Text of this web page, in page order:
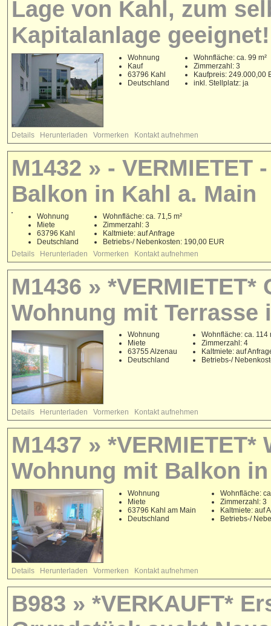
Lage von Kahl, zum
Kapitalanlage geeignet!
Wohnung
Kauf
63796 Kahl
Deutschland
Wohnfläche: ca. 99 m²
Zimmerzahl: 3
Kaufpreis: 249.000,00
inkl. Stellplatz: ja
Details Herunterladen Vormerken Kontakt aufnehmen
M1432 » -
Balkon in Kahl a. Main
Wohnung
Miete
63796 Kahl
Deutschland
Wohnfläche: ca. 71,5 m²
Zimmerzahl: 3
Kaltmiete: auf Anfrage
Betriebs-/ Nebenkosten: 190,00 EUR
Details
Herunterladen Vormerken Kontakt aufnehmen
M1436 »
Wohnung mit Terrasse
Wohnung
Miete
63755 Alzenau
Deutschland
Wohnfläche: ca. 114
Zimmerzahl: 4
Kaltmiete: auf
Betriebs-/
Details Herunterladen Vormerken Kontakt aufnehmen
M1437 »
Wohnung mit Balkon
Wohnung
Miete
63796 Kahl am Main
Deutschland
Wohnfläche:
Zimmerzahl: 3
Kaltmiete: auf
Betriebs-/
Details Herunterladen Vormerken Kontakt aufnehmen
B983 » *VERKAUFT*